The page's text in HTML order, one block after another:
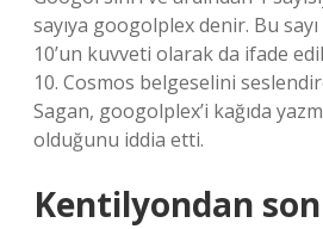
sayıya googolplex denir. Bu
10’un kuvveti olarak da ifade
10. Cosmos belgeselini
Sagan, googolplex’i kağıda
olduğunu iddia etti.
Kentilyondan